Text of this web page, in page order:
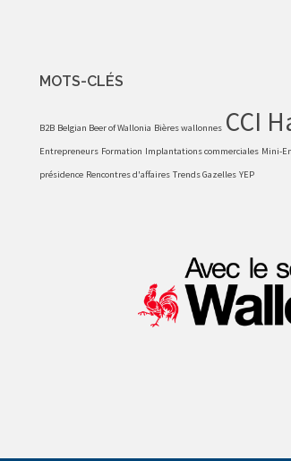
MOTS-CLÉS
B2B Belgian Beer of Wallonia Bières wallonnes CCI
Entrepreneurs Formation Implantations commerciales Mini-
présidence Rencontres d'affaires Trends Gazelles YEP